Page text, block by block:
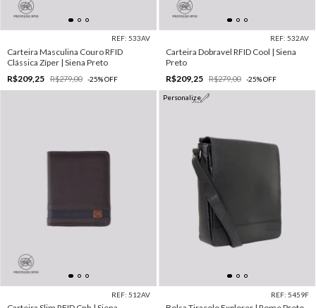
REF: 533AV
Carteira Masculina Couro RFID
Clássica Zíper | Siena Preto
R$209,25
R$279,00 -25%OFF
REF: 532AV
Carteira Dobravel RFID Cool | Siena
Preto
R$209,25
R$279,00 -25%OFF
REF: 512AV
Personalize
REF: 5459F